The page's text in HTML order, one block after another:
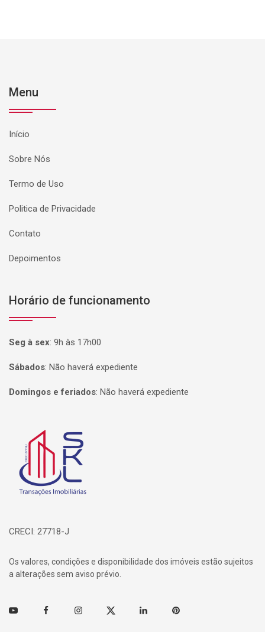
Menu
Início
Sobre Nós
Termo de Uso
Politica de Privacidade
Contato
Depoimentos
Horário de funcionamento
Seg à sex: 9h às 17h00
Sábados: Não haverá expediente
Domingos e feriados: Não haverá expediente
Página inicial
CRECI: 27718-J
Os valores, condições e disponibilidade dos imóveis estão sujeitos
a alterações sem aviso prévio.
Youtube FacebookInstagramTwitter Linkedin Pinterest